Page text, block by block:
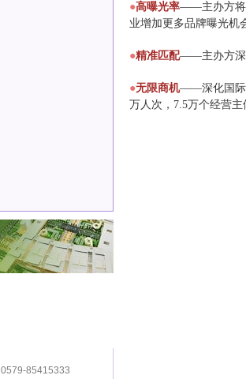
0579-85415333
●高曝光率——主办方将
业增加更多品牌曝光机
●精准匹配——主办方深
●无限商机——深化国际
万人次，7.5万个经营